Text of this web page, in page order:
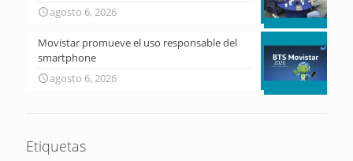
agosto 6, 2026
Movistar promueve el uso responsable del
smartphone
agosto 6, 2026
Etiquetas